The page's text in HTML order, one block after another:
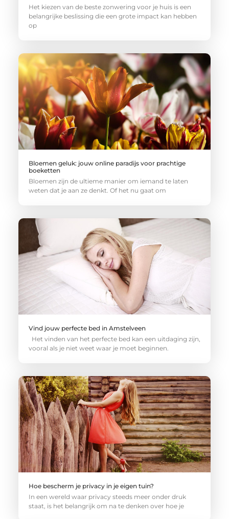
Het kiezen van de beste zonwering voor je huis is een
belangrijke beslissing die een grote impact kan hebben
op
Bloemen geluk: jouw online paradijs voor prachtige
boeketten
Bloemen zijn de ultieme manier om iemand te laten
weten dat je aan ze denkt. Of het nu gaat om
Vind jouw perfecte bed in Amstelveen
Het vinden van het perfecte bed kan een uitdaging zijn,
vooral als je niet weet waar je moet beginnen.
Hoe bescherm je privacy in je eigen tuin?
In een wereld waar privacy steeds meer onder druk
staat, is het belangrijk om na te denken over hoe je